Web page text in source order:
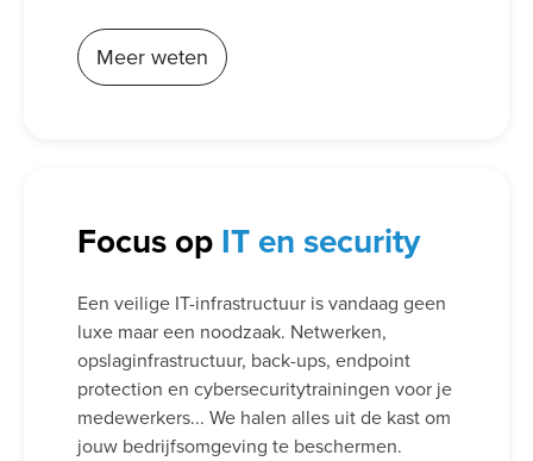
Meer weten
Focus opIT en security
Een veilige IT-infrastructuur is vandaag geen
luxe maar een noodzaak. Netwerken,
opslaginfrastructuur, back-ups, endpoint
protection en cybersecuritytrainingen voor je
medewerkers... We halen alles uit de kast om
jouw bedrijfsomgeving te beschermen.